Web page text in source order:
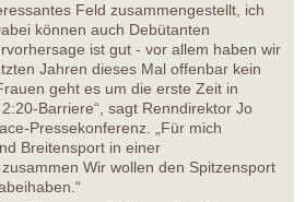
Feld zusammengestellt, ich
können auch Debütanten
ist gut - vor allem haben wir
Jahren dieses Mal offenbar kein
geht es um die erste Zeit in
Barriere“, sagt Renndirektor Jo
Pressekonferenz. „Für mich
Breitensport in einer
Wir wollen den Spitzensport